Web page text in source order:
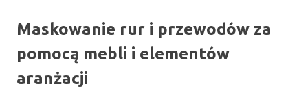
Maskowanie rur i przewodów za
pomocą mebli i elementów
aranżacji